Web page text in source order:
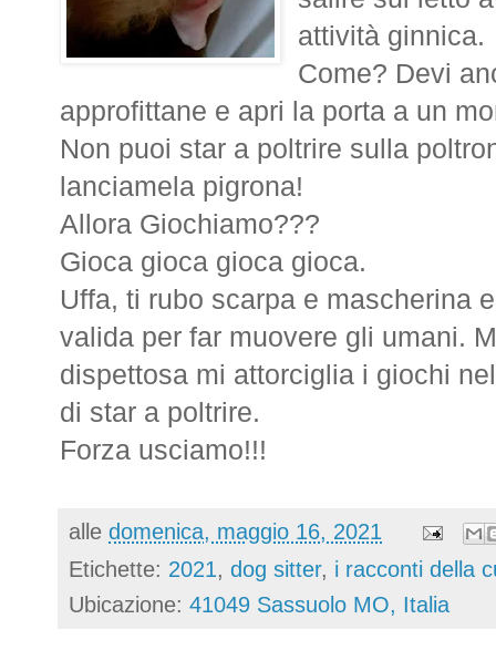
attività ginnica.
Come? Devi
approfittane e apri la porta a un
Non puoi star a poltrire sulla
lanciamela pigrona!
Allora Giochiamo???
Gioca gioca gioca gioca.
Uffa, ti rubo scarpa e mascherina
valida per far muovere gli umani.
dispettosa mi attorciglia i giochi
di star a poltrire.
Forza usciamo!!!
alle domenica, maggio 16, 2021
Etichette: 2021, dog sitter, i racconti della
Ubicazione: 41049 Sassuolo MO, Italia